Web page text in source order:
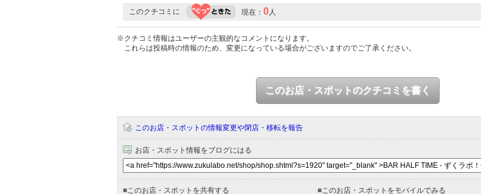
このクチコミに 現在： 0人
※クチコミ情報はユーザーの主観的なコメントになります。
これらは投稿時の情報のため、変更になっている場合がございますのでご了承ください。
このお店・スポットのクチコミを書く
このお店・スポットの情報変更や閉店・移転を報告
お店・スポット情報をブログにはる
■このお店・スポットを共有する ■このお店・スポットをモバイルでみる